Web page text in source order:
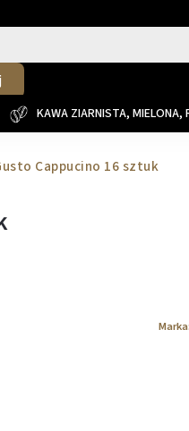
KAWA ZIARNISTA, MIELONA,
Cappucino 16 sztuk
Marka: